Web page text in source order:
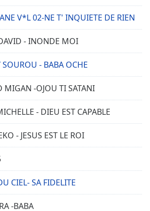
V*L 02-NE T' INQUIETE DE RIEN
- INONDE MOI
SOUROU - BABA OCHE
MIGAN -OJOU TI SATANI
- DIEU EST CAPABLE
- JESUS EST LE ROI
CIEL- SA FIDELITE
-BABA